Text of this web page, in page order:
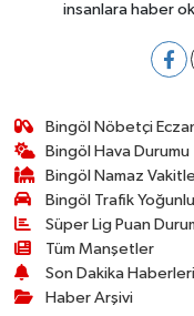
insanlara haber
Bingöl Nöbetçi
Bingöl Hava Durumu
Bingöl Namaz
Bingöl Trafik
Süper Lig Puan
Tüm Manşetler
Son Dakika Haberleri
Haber Arşivi